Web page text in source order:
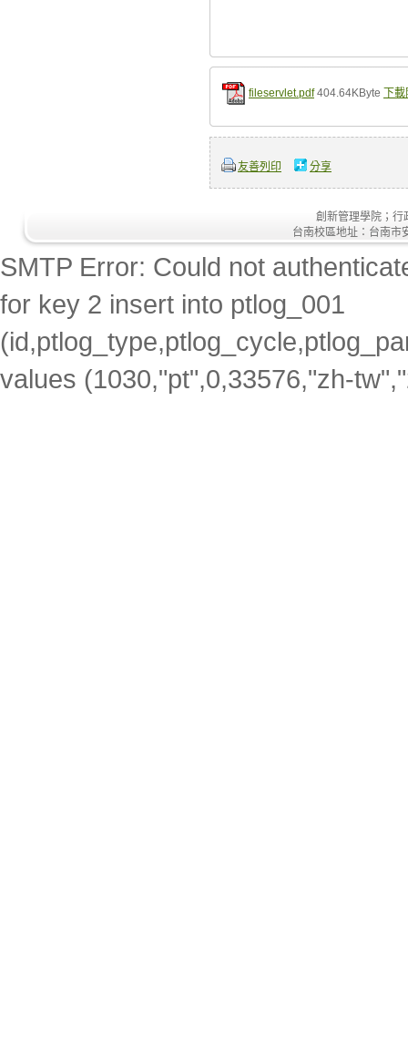
fileservlet.pdf 404.64KByte 下載
友善列印 分享
創新管理學院；
台南校區地址：台南市
SMTP Error: Could not
for key 2 insert into ptlog_001
values (1030,"pt",0,33576,"zh-